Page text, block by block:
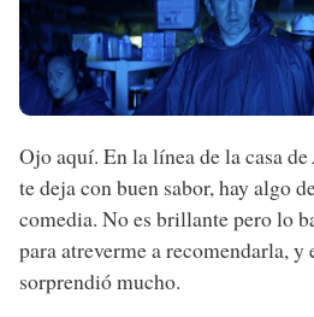
Ojo aquí. En la línea de la casa de
te deja con buen sabor, hay algo
comedia. No es brillante pero lo
para atreverme a recomendarla,
sorprendió mucho.